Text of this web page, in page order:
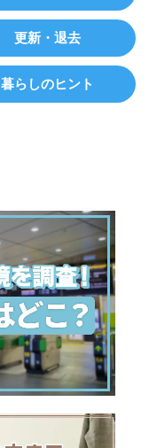
更新・退去
暮らしのヒント